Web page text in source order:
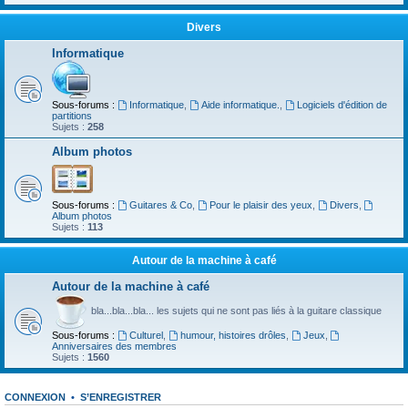
Divers
Informatique
Sous-forums : Informatique, Aide informatique.
Logiciels d'édition de
partitions
Sujets : 258
Album photos
Sous-forums : Guitares & Co, Pour le plaisir des yeux Divers
Album photos
Sujets : 113
Autour de la machine à café
Autour de la machine à café
bla...bla...bla... les sujets qui ne sont pas liés à la guitare classique
Sous-forums : Culturel, humour, histoires drôles Jeux
Anniversaires des membres
Sujets : 1560
CONNEXION • S’ENREGISTRER